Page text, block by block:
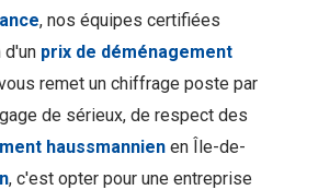
, nos équipes certifiées
d'un prix de déménagement
remet un chiffrage poste par
de sérieux, de respect des
haussmannien en Île-de-
, c'est opter pour une entreprise